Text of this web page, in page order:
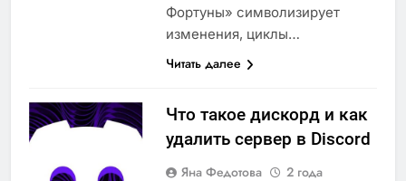
Фортуны» символизирует
изменения, циклы…
Читать далее
Что такое дискорд и как
удалить сервер в Discord
Яна Федотова 2 года